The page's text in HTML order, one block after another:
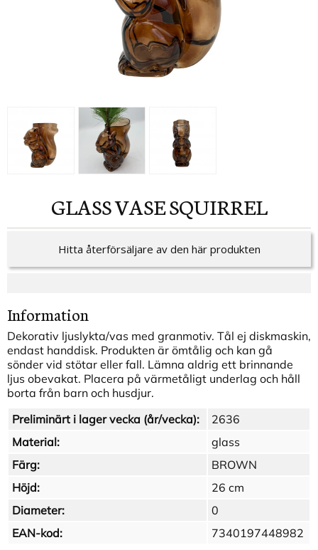
GLASS VASE SQUIRREL
Hitta återförsäljare av den här produkten
Information
Dekorativ ljuslykta/vas med granmotiv. Tål ej diskmaskin,
endast handdisk. Produkten är ömtålig och kan gå
sönder vid stötar eller fall. Lämna aldrig ett brinnande
ljus obevakat. Placera på värmetåligt underlag och håll
borta från barn och husdjur.
Preliminärt i lager vecka (år/vecka):
2636
Material:
glass
Färg:
BROWN
Höjd:
26 cm
Diameter:
0
EAN-kod:
7340197448982